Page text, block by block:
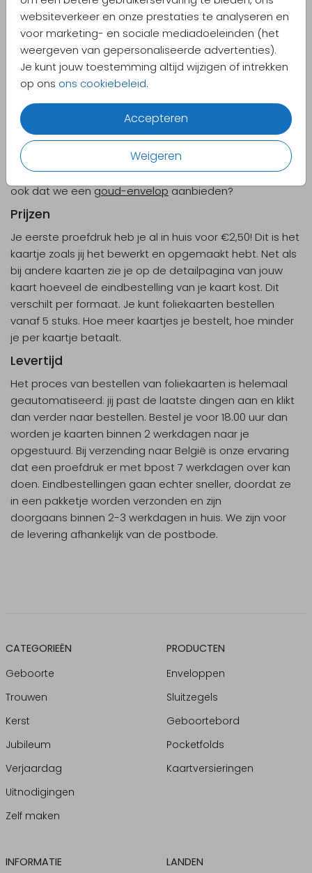
websiteverkeer en onze prestaties te analyseren en
voor marketing- en sociale mediadoeleinden (het
weergeven van gepersonaliseerde advertenties).
Je kunt jouw toestemming altijd wijzigen of intrekken
op ons ons cookiebeleid.
Accepteren
Weigeren
Het papiersoort weegt 300 gram.
Linnen
De linnen papiersoort is stevig met een lichte structuur.
Heeft je kaart een groot kleuroppervlak, dan raden we
deze papiersoort af, omdat het risico op strepen dan
groter wordt. Het papiersoort weegt 300 gram en heeft
een prijsopslag.
Versieringen met goudfolie
Onze goudfoliekaarten kan je goed combineren met de
goudfolie-sluitzegelsen degoudfolie-labels. En wist je
ook dat we eengoud-envelopaanbieden?
Prijzen
Je eerste proefdruk heb je al in huis voor €2,50! Dit is het
kaartje zoals jij het bewerkt en opgemaakt hebt. Net als
bij andere kaarten zie je op de detailpagina van jouw
kaart hoeveel de eindbestelling van je kaart kost. Dit
verschilt per formaat. Je kunt foliekaarten bestellen
vanaf 5 stuks. Hoe meer kaartjes je bestelt, hoe minder
je per kaartje betaalt.
Levertijd
Het proces van bestellen van foliekaarten is helemaal
geautomatiseerd: jij past de laatste dingen aan en klikt
dan verder naar bestellen. Bestel je voor 18.00 uur dan
worden je kaarten binnen 2 werkdagen naar je
opgestuurd. Bij verzending naar België is onze ervaring
dat een proefdruk er met bpost 7 werkdagen over kan
doen. Eindbestellingen gaan echter sneller, doordat ze
in een pakketje worden verzonden en zijn
doorgaans binnen 2-3 werkdagen in huis. We zijn voor
de levering afhankelijk van de postbode.
CATEGORIEËN
Geboorte
Trouwen
Kerst
Jubileum
Verjaardag
Uitnodigingen
Zelf maken
PRODUCTEN
Enveloppen
Sluitzegels
Geboortebord
Pocketfolds
Kaartversieringen
INFORMATIE
LANDEN